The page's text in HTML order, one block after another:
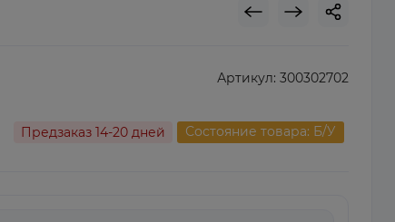
Артикул: 300302702
Предзаказ 14-20 дней Состояние товара: Б/У